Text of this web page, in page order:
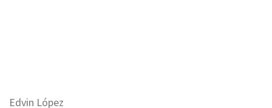
Edvin López